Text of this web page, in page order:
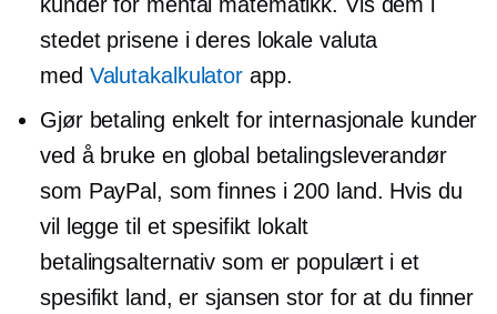
stedet prisene i deres lokale valuta
med Valutakalkulator app.
Gjør betaling enkelt for internasjonale kunder
ved å bruke en global betalingsleverandør
som PayPal, som finnes i 200 land. Hvis du
vil legge til et spesifikt lokalt
betalingsalternativ som er populært i et
spesifikt land, er sjansen stor for at du finner